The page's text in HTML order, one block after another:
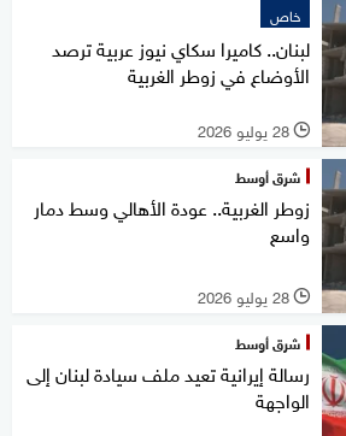
خاص
لبنان.. كاميرا سكاي نيوز عربية ترصد
الأوضاع في زوطر الغربية
l 28 يوليو 2026
شرق أوسط
زوطر الغربية.. عودة الأهالي وسط دمار
واسع
l 28 يوليو 2026
شرق أوسط
رسالة إيرانية تعيد ملف سيادة لبنان إلى
الواجهة